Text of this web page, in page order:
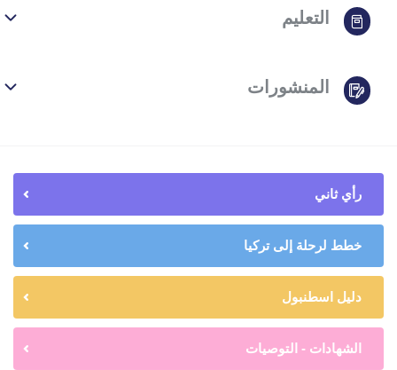
التعليم
المنشورات
رأي ثاني
خطط لرحلة إلى تركيا
دليل اسطنبول
الشهادات - التوصيات